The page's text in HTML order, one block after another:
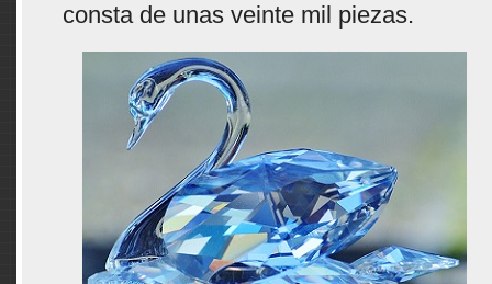
consta de unas veinte mil piezas.